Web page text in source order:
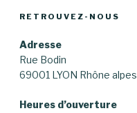
RETROUVEZ-NOUS
Adresse
Rue Bodin
69001 LYON Rhône alpes
Heures d’ouverture